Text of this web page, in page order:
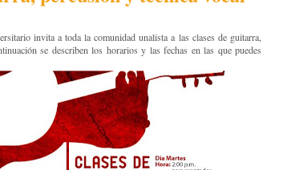
invita a toda la comunidad unalista a las clases de guitarra,
se describen los horarios y las fechas en las que puedes